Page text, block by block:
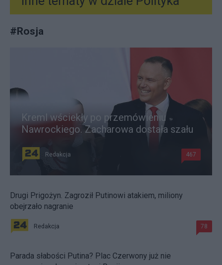
#Rosja
Kreml wściekły po przemówieniu
Nawrockiego. Zacharowa dostała szału
Redakcja 467
Drugi Prigożyn. Zagroził Putinowi atakiem, miliony
obejrzało nagranie
Redakcja 78
Parada słabości Putina? Plac Czerwony już nie